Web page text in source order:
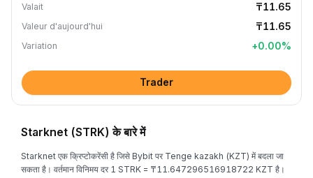
Valait ₸11.65
Valeur d'aujourd'hui ₸11.65
Variation +0.00%
Trader
Starknet (STRK) के बारे में
Starknet एक क्रिप्टोकरेंसी है जिसे Bybit पर Tenge kazakh (KZT) में बदला जा
सकता है। वर्तमान विनिमय दर 1 STRK = ₸11.647296516918722 KZT है।